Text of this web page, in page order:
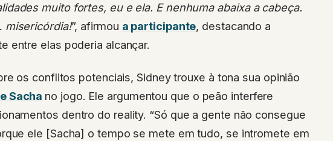
muito fortes, eu e ela. E nenhuma abaixa a cabeça.
misericórdia!”, afirmou a participante, destacando a
entre elas poderia alcançar.
os conflitos potenciais, Sidney trouxe à tona sua opinião
Sacha no jogo. Ele argumentou que o peão interfere
dentro do reality. “Só que a gente não consegue
ele [Sacha] o tempo se mete em tudo, se intromete em